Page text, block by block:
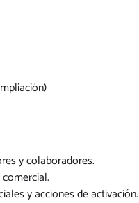
y colaboradores.
y acciones de activación.